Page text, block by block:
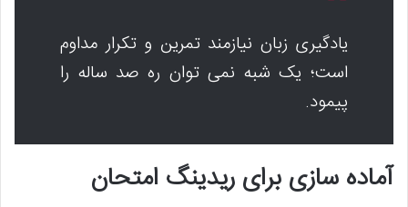
یادگیری زبان نیازمند تمرین و تکرار مداوم
است؛ یک شبه نمی توان ره صد ساله را
پیمود.
آماده سازی برای ریدینگ امتحان